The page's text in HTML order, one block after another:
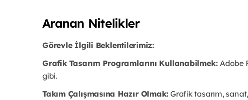
Aranan Nitelikler
Görevle İlgili Beklentilerimiz:
Grafik Tasarım Programlarını Kullanabilmek: Adobe
gibi.
Takım Çalışmasına Hazır Olmak: Grafik tasarım,